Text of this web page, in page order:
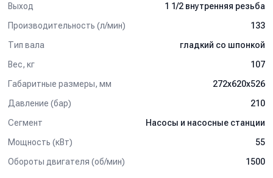
Выход
1 1/2 внутренняя резьба
Производительность (л/мин)
133
Тип вала
гладкий со шпонкой
Вес, кг
107
Габаритные размеры, мм
272x620x526
Давление (бар)
210
Сегмент
Насосы и насосные станции
Мощность (кВт)
55
Обороты двигателя (об/мин)
1500